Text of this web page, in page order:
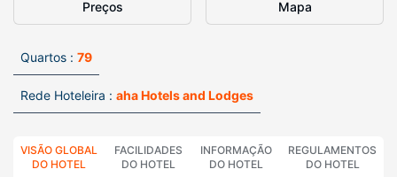
Preços Mapa
Quartos : 79
Rede Hoteleira : aha Hotels and Lodges
VISÃO GLOBAL
DO HOTEL
FACILIDADES
DO HOTEL
INFORMAÇÃO
DO HOTEL
REGULAMENTOS
DO HOTEL